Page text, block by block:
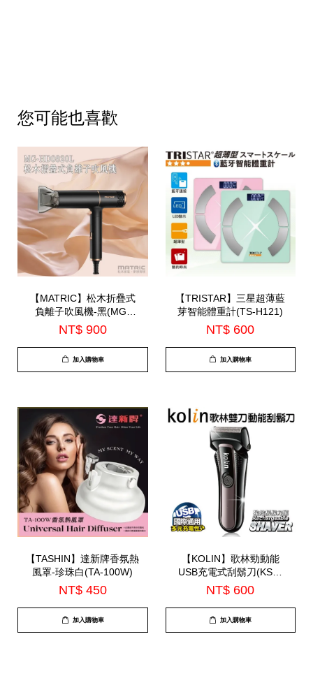
您可能也喜歡
【MATRIC】松木折疊式
負離子吹風機-黑(MG-
HD0820L)
NT$ 900
加入購物車
【TRISTAR】三星超薄藍
芽智能體重計(TS-H121)
NT$ 600
加入購物車
【TASHIN】達新牌香氛熱
風罩-珍珠白(TA-100W)
NT$ 450
加入購物車
【KOLIN】歌林勁動能
USB充電式刮鬍刀(KSH-
HC230U)
NT$ 600
加入購物車